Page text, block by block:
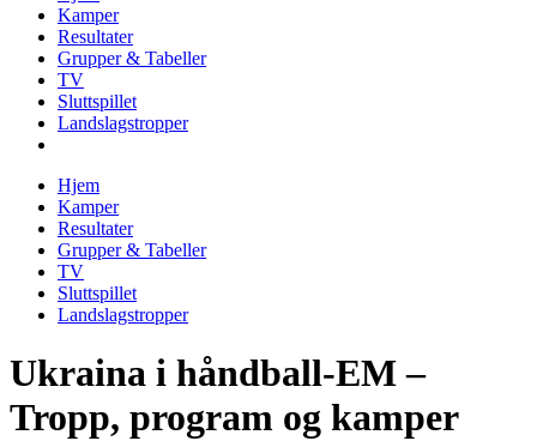
Kamper
Resultater
Grupper & Tabeller
TV
Sluttspillet
Landslagstropper
Hjem
Kamper
Resultater
Grupper & Tabeller
TV
Sluttspillet
Landslagstropper
Ukraina i håndball-EM –
Tropp, program og kamper